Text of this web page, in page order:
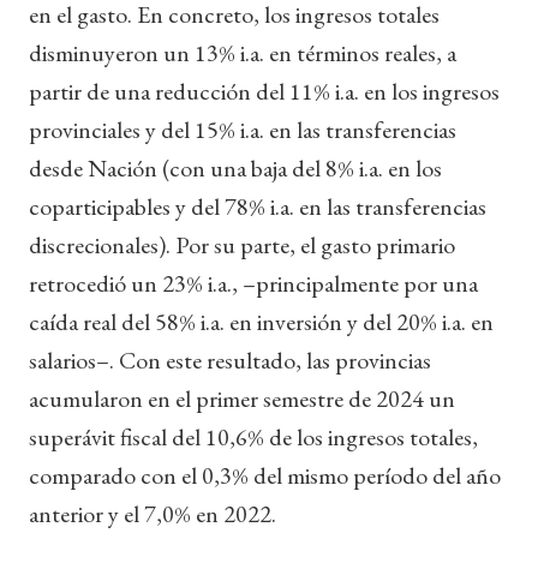
en el gasto. En concreto, los ingresos totales
disminuyeron un 13% i.a. en términos reales, a
partir de una reducción del 11% i.a. en los ingresos
provinciales y del 15% i.a. en las transferencias
desde Nación (con una baja del 8% i.a. en los
coparticipables y del 78% i.a. en las transferencias
discrecionales). Por su parte, el gasto primario
retrocedió un 23% i.a., –principalmente por una
caída real del 58% i.a. en inversión y del 20% i.a. en
salarios–. Con este resultado, las provincias
acumularon en el primer semestre de 2024 un
superávit fiscal del 10,6% de los ingresos totales,
comparado con el 0,3% del mismo período del año
anterior y el 7,0% en 2022.